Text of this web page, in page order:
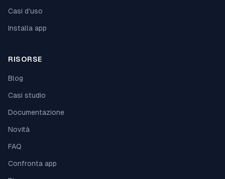
Casi d'uso
Installa app
RISORSE
Blog
Casi studio
Documentazione
Novità
FAQ
Confronta app